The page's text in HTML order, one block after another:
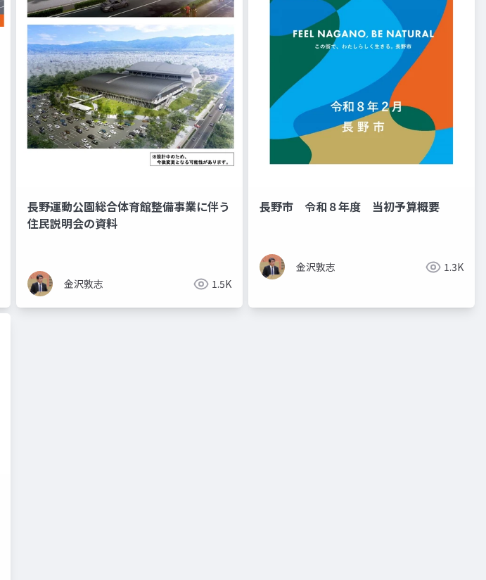
長野運動公園総合体育館整備事業に伴う
住民説明会の資料
金沢敦志 1.5K
長野市 令和８年度 当初予算概要
金沢敦志 1.3K